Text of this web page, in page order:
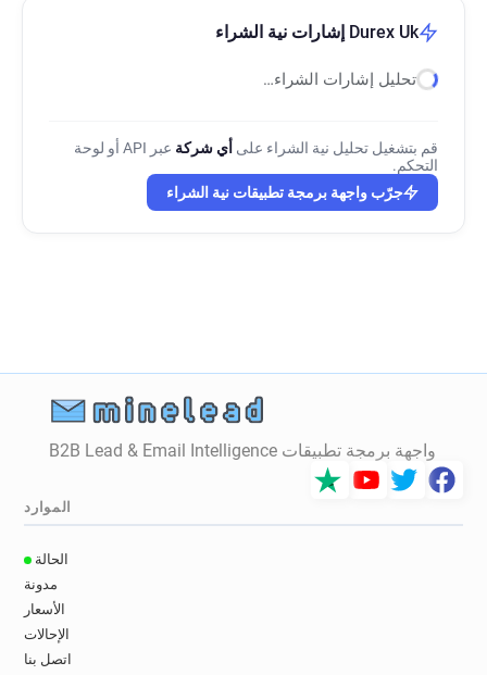
Durex Uk إشارات نية الشراء
تحليل إشارات الشراء…
قم بتشغيل تحليل نية الشراء على أي شركة
عبر API أو لوحة
التحكم.
جرّب واجهة برمجة تطبيقات نية الشراء
واجهة برمجة تطبيقات B2B Lead & Email Intelligence
الموارد
الحالة
مدونة
الأسعار
الإحالات
اتصل بنا